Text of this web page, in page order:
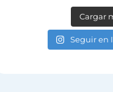
Cargar
Seguir en